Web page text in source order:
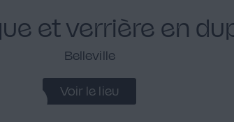
et verrière en
Belleville
Voir le lieu